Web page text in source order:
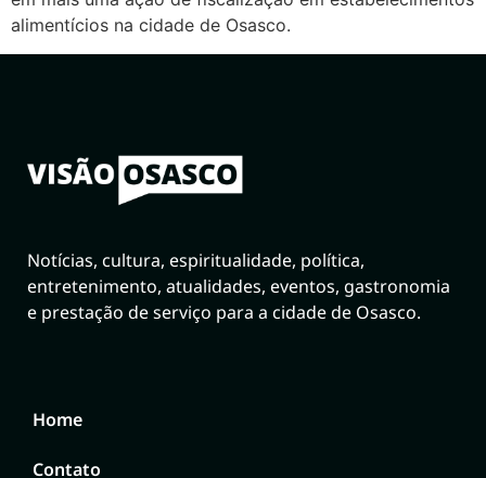
alimentícios na cidade de Osasco.
Notícias, cultura, espiritualidade, política,
entretenimento, atualidades, eventos, gastronomia
e prestação de serviço para a cidade de Osasco.
Home
Contato